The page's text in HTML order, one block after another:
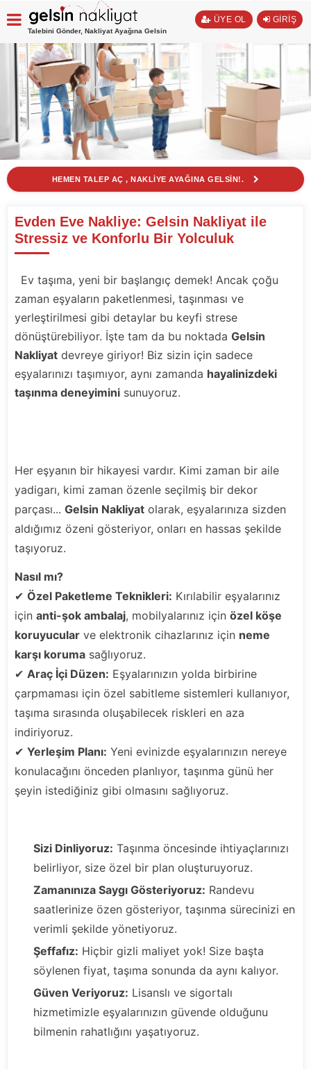
Talebini Gönder, Nakliyat Ayağına Gelsin
ÜYE OL GİRİŞ
HEMEN TALEP AÇ , NAKLİYE AYAĞINA GELSİN!.
Evden Eve Nakliye: Gelsin Nakliyat ile
Stressiz ve Konforlu Bir Yolculuk
Ev taşıma, yeni bir başlangıç demek! Ancak çoğu
zaman eşyaların paketlenmesi, taşınması ve
yerleştirilmesi gibi detaylar bu keyfi strese
dönüştürebiliyor. İşte tam da bu noktada Gelsin
Nakliyat devreye giriyor! Biz sizin için sadece
eşyalarınızı taşımıyor, aynı zamanda hayalinizdeki
taşınma deneyimini sunuyoruz.
Her eşyanın bir hikayesi vardır. Kimi zaman bir aile
yadigarı, kimi zaman özenle seçilmiş bir dekor
parçası... Gelsin Nakliyat olarak, eşyalarınıza sizden
aldığımız özeni gösteriyor, onları en hassas şekilde
taşıyoruz.
Nasıl mı?
✔ Özel Paketleme Teknikleri: Kırılabilir eşyalarınız
için anti-şok ambalaj, mobilyalarınız için özel köşe
koruyucular ve elektronik cihazlarınız için neme
karşı koruma sağlıyoruz.
✔ Araç İçi Düzen: Eşyalarınızın yolda birbirine
çarpmaması için özel sabitleme sistemleri kullanıyor,
taşıma sırasında oluşabilecek riskleri en aza
indiriyoruz.
✔ Yerleşim Planı: Yeni evinizde eşyalarınızın nereye
konulacağını önceden planlıyor, taşınma günü her
şeyin istediğiniz gibi olmasını sağlıyoruz.
Sizi Dinliyoruz: Taşınma öncesinde ihtiyaçlarınızı
belirliyor, size özel bir plan oluşturuyoruz.
Zamanınıza Saygı Gösteriyoruz: Randevu
saatlerinize özen gösteriyor, taşınma sürecinizi en
verimli şekilde yönetiyoruz.
Şeffafız: Hiçbir gizli maliyet yok! Size başta
söylenen fiyat, taşıma sonunda da aynı kalıyor.
Güven Veriyoruz: Lisanslı ve sigortalı
hizmetimizle eşyalarınızın güvende olduğunu
bilmenin rahatlığını yaşatıyoruz.